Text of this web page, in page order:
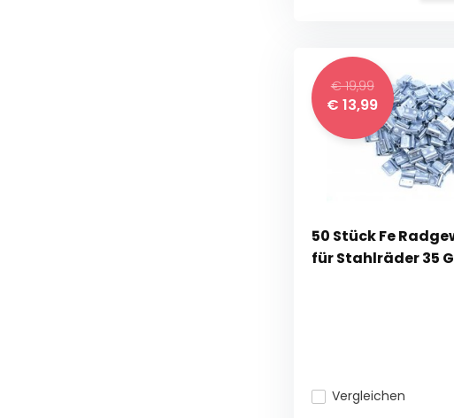
€ 19,99
€ 13,99
50 Stück Fe
für Stahlräder 35
Vergleichen